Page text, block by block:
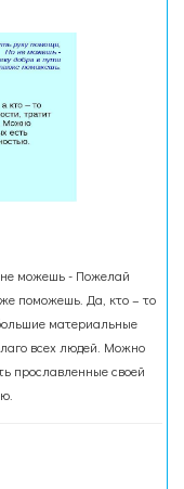
можешь - Пожелай
поможешь. Да, кто – то
материальные
всех людей. Можно
прославленные своей